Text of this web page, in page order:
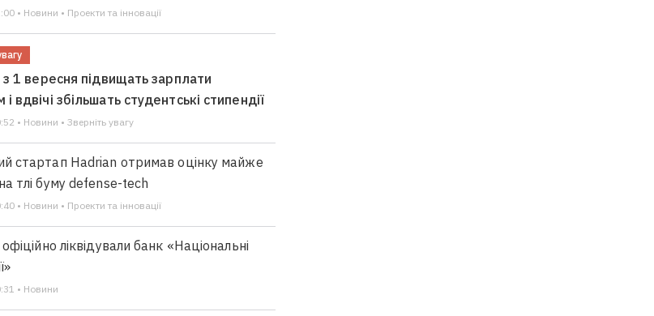
• Новини • Проекти та інновації
з 1 вересня підвищать зарплати
вдвічі збільшать студентські стипендії
• Новини • Зверніть увагу
стартап Hadrian отримав оцінку майже
тлі буму defense-tech
• Новини • Проекти та інновації
офіційно ліквідували банк «Національні
• Новини